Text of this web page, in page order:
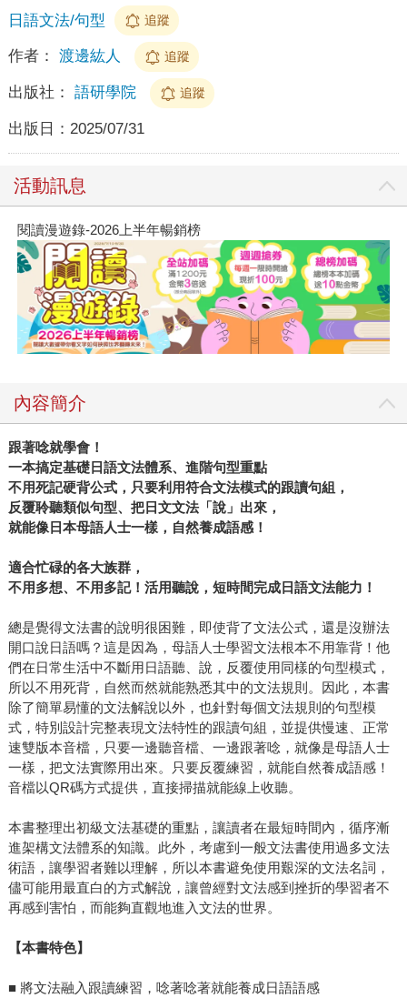
日語文法/句型
追蹤
作者： 渡邊紘人 追蹤
出版社： 語研學院 追蹤
出版日： 2025/07/31
活動訊息
閱讀漫遊錄-2026上半年暢銷榜
內容簡介
跟著唸就學會！
一本搞定基礎日語文法體系、進階句型重點
不用死記硬背公式，只要利用符合文法模式的跟讀句組，
反覆聆聽類似句型、把日文文法「說」出來，
就能像日本母語人士一樣，自然養成語感！
適合忙碌的各大族群，
不用多想、不用多記！ 活用聽說，短時間完成日語文法能力！
總是覺得文法書的說明很困難，即使背了文法公式，還是沒辦法
開口說日語嗎？這是因為，母語人士學習文法根本不用靠背！他
們在日常生活中不斷用日語聽、說，反覆使用同樣的句型模式，
所以不用死背，自然而然就能熟悉其中的文法規則。因此，本書
除了簡單易懂的文法解說以外，也針對每個文法規則的句型模
式，特別設計完整表現文法特性的跟讀句組，並提供慢速、正常
速雙版本音檔，只要一邊聽音檔、一邊跟著唸，就像是母語人士
一樣，把文法實際用出來。只要反覆練習，就能自然養成語感！
音檔以QR碼方式提供，直接掃描就能線上收聽。
本書整理出初級文法基礎的重點，讓讀者在最短時間內，循序漸
進架構文法體系的知識。此外，考慮到一般文法書使用過多文法
術語，讓學習者難以理解，所以本書避免使用艱深的文法名詞，
儘可能用最直白的方式解說，讓曾經對文法感到挫折的學習者不
再感到害怕，而能夠直觀地進入文法的世界。
【本書特色】
■ 將文法融入跟讀練習，唸著唸著就能養成日語語感